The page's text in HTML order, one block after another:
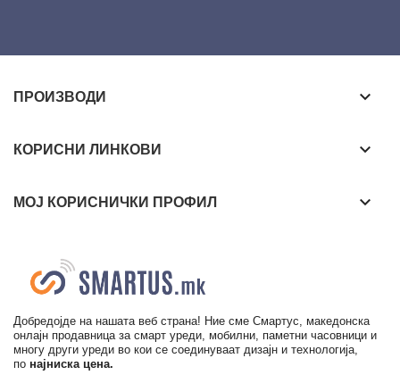
ПРОИЗВОДИ keyboard_arrow_down
КОРИСНИ ЛИНКОВИ keyboard_arrow_down
МОЈ КОРИСНИЧКИ ПРОФИЛ keyboard_arrow_down
Добредојде на нашата веб страна! Ние сме Смартус, македонска
онлајн продавница за смарт уреди, мобилни, паметни часовници и
многу други уреди во кои се соединуваат дизајн и технологија,
по најниска цена.